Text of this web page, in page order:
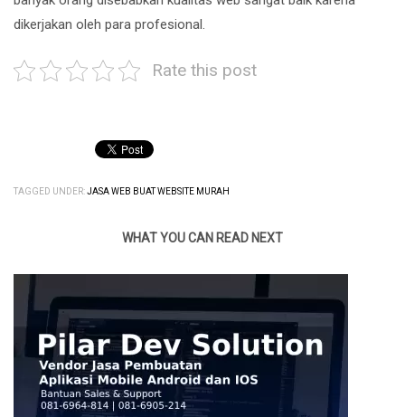
dikerjakan oleh para profesional.
Rate this post
TAGGED UNDER:JASA WEB BUAT WEBSITE MURAH
WHAT YOU CAN READ NEXT